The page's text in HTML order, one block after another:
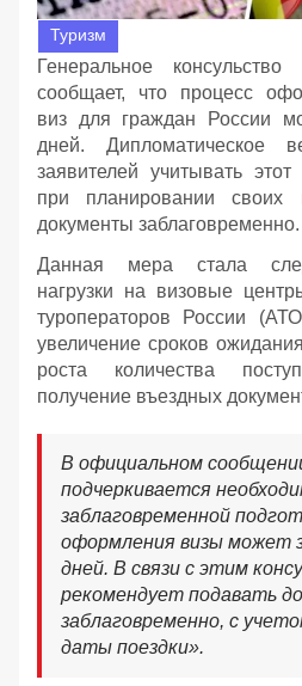
Туризм
Генеральное
сообщает, что процесс
виз для граждан России
дней. Дипломатическое
заявителей учитывать
при планировании своих
документы заблаговременно.
Данная мера стала
нагрузки на визовые
туроператоров России
увеличение сроков
роста количества
получение въездных
В официальном
подчеркивается
заблаговременной
оформления визы может
дней. В связи с этим
рекомендует подавать
заблаговременно, с
даты поездки».